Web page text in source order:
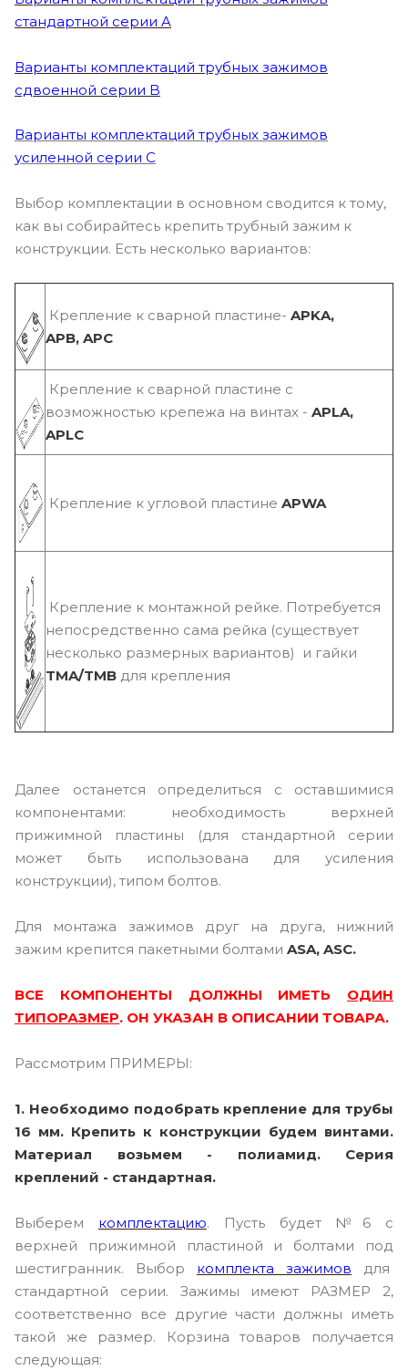
стандартной серии A
Варианты комплектаций трубных зажимов
сдвоенной серии B
Варианты комплектаций трубных зажимов
усиленной серии С
Выбор комплектации в основном сводится к тому,
как вы собирайтесь крепить трубный зажим к
конструкции. Есть несколько вариантов:
Крепление к сварной пластине- APKA,
APB, APC
Крепление к сварной пластине с
возможностью крепежа на винтах - APLA,
APLC
Крепление к угловой пластине APWA
Крепление к монтажной рейке. Потребуется
непосредственно сама рейка (существует
несколько размерных вариантов) и гайки
TMA/TMB для крепления
Далее останется определиться с оставшимися
компонентами: необходимость верхней
прижимной пластины (для стандартной серии
может быть использована для усиления
конструкции), типом болтов.
Для монтажа зажимов друг на друга, нижний
зажим крепится пакетными болтами ASA, ASC.
ВСЕ КОМПОНЕНТЫ ДОЛЖНЫ ИМЕТЬ ОДИН
ТИПОРАЗМЕР. ОН УКАЗАН В ОПИСАНИИ ТОВАРА.
Рассмотрим ПРИМЕРЫ:
1. Необходимо подобрать крепление для трубы
16 мм. Крепить к конструкции будем винтами.
Материал возьмем - полиамид. Серия
креплений - стандартная.
Выберем комплектацию. Пусть будет №6 с
верхней прижимной пластиной и болтами под
шестигранник. Выбор комплекта зажимов для
стандартной серии. Зажимы имеют РАЗМЕР 2,
соответственно все другие части должны иметь
такой же размер. Корзина товаров получается
следующая: